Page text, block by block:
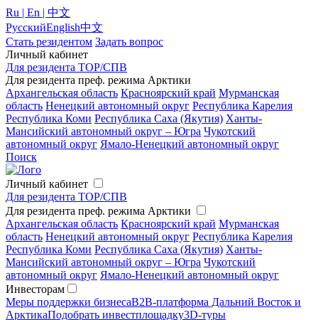
Ru | En | 中文
РусскийEnglish中文
Стать резидентом Задать вопрос
Личный кабинет
Для резидента ТОР/СПВ
Для резидента преф. режима Арктики
Архангельская область Красноярский край Мурманская
область Ненецкий автономный округ Республика Карелия
Республика Коми Республика Саха (Якутия) Ханты-
Мансийский автономный округ – Югра Чукотский
автономный округ Ямало-Ненецкий автономный округ
Поиск
Личный кабинет
Для резидента ТОР/СПВ
Для резидента преф. режима Арктики
Архангельская область Красноярский край Мурманская
область Ненецкий автономный округ Республика Карелия
Республика Коми Республика Саха (Якутия) Ханты-
Мансийский автономный округ – Югра Чукотский
автономный округ Ямало-Ненецкий автономный округ
Инвесторам
Меры поддержки бизнесаB2B-платформа Дальний Восток и
АрктикаПодобрать инвестплощадку3D-туры